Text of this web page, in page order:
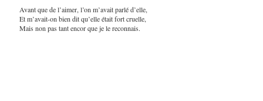
Avant que de l’aimer, l’on m’avait parlé d’elle,
Et m’avait-on bien dit qu’elle était fort cruelle,
Mais non pas tant encor que je le reconnais.